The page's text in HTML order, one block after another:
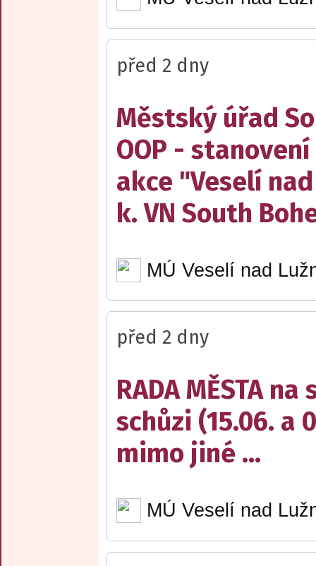
před 2 dny
Městský úřad
OOP -
akce "Veselí
k. VN South
MÚ Veselí nad
před 2 dny
RADA MĚSTA na
schůzi (15.06. a
mimo jiné ...
MÚ Veselí nad